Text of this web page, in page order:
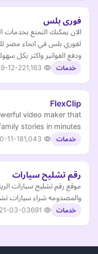
فورى بلس
لفوري بلس في انحاء مصر
ودفع الفواتير واكثر بكل
خدمات 12-22
FlexClip
video maker that
stories in minutes.
خدمات 11-18
رقم تشليح سيارات
موقع رقم تشليح سيارات
والمصدومه شراء سيارات
خدمات 03-03